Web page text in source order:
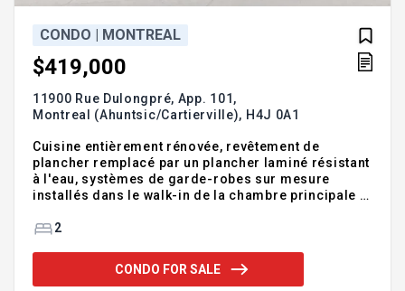
CONDO | MONTREAL
$419,000
11900 Rue Dulongpré, App. 101,
Montreal (Ahuntsic/Cartierville), H4J 0A1
Cuisine entièrement rénovée, revêtement de
plancher remplacé par un plancher laminé résistant
à l'eau, systèmes de garde-robes sur mesure
installés dans le walk-in de la chambre principale et
bain incluant le remplacement de la vanité, de la
d'un miroir chauffant dans la salle de bain,
thermopompe murale. Inclusions : hermopompe
2
CONDO FOR SALE